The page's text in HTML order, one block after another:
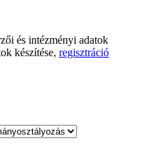
és intézményi adatok
készítése, regisztráció